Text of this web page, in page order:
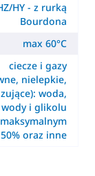
HY - z rurką
Bourdona
max 60°C
ciecze i gazy
nielepkie,
woda,
i glikolu
50% oraz inne